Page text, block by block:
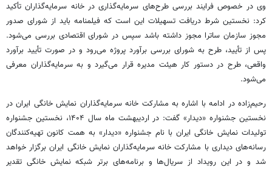
وی در خصوص فرایند بررسی طرح‌های سرمایه‌گذاری در خانه سرمایه‌گذاران تأکید
کرد: نخستین شرط دریافت تسهیلات این است که فیلمنامه باید از شورای صدور
مجوز سازمان ساترا مجوز داشته باشد سپس در شورای اقتصادی بررسی می‌شود.
پس از تأیید، طرح به شورای بررسی برآورد پروژه می‌رود و در صورت تأیید برآورد
واقعی، طرح در دستور کار هیئت مدیره قرار می‌گیرد و به سرمایه‌گذاران معرفی
می‌شود.
رحیم‌زاده در ادامه با اشاره به مشارکت خانه سرمایه‌گذاران نمایش خانگی ایران در
نخستین جشنواره «دیدار» گفت: در اردیبهشت ماه سال ۱۴۰۴، نخستین جشنواره
تولیدات نمایش خانگی ایران با نام جشنواره «دیدار» به همت کانون تهیه‌کنندگان
رسانه‌های دیداری با مشارکت خانه سرمایه‌گذاران نمایش خانگی ایران برگزار خواهد
شد و در این رویداد از سریال‌ها و برنامه‌های برتر شبکه نمایش خانگی تقدیر